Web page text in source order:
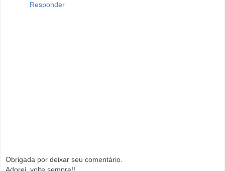
Responder
Obrigada por deixar seu comentário.